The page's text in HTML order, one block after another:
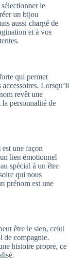
le
un bijou
aussi chargé de
et à vos
qui permet
Lorsqu’il
revêt une
personnalité de
est une façon
lien émotionnel
spécial à un être
qui nous
prénom est une
être le sien, celui
de compagnie.
histoire propre, ce